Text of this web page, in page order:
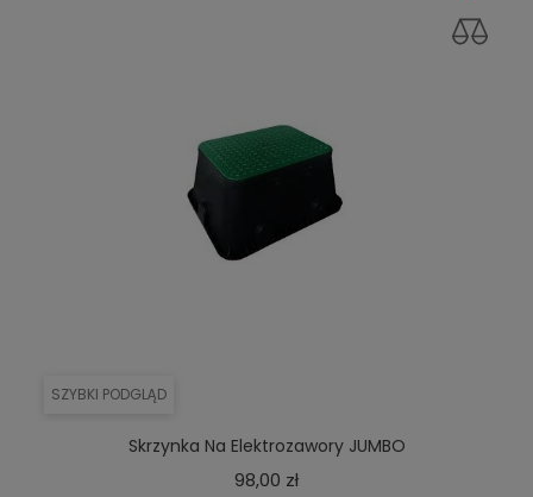
SZYBKI PODGLĄD
Skrzynka Na Elektrozawory JUMBO
98,00 złCena